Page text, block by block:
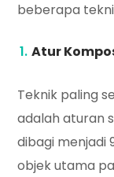
beberapa
Atur
Teknik paling
adalah aturan
dibagi menjadi
objek utama